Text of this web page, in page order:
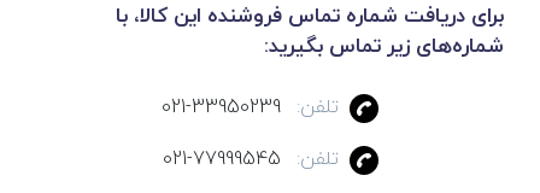
برای دریافت شماره تماس فروشنده این کالا، با
شماره‌های زیر تماس بگیرید:
تلفن:
021-33950239
تلفن:
021-77999545